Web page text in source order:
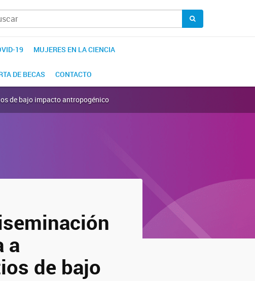
19 MUJERES EN LA CIENCIA
DE BECAS CONTACTO
de bajo impacto antropogénico
a
de bajo